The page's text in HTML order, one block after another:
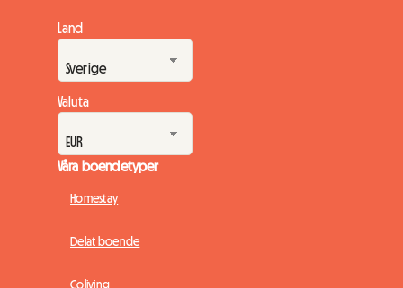
Land
Valuta
Våra boendetyper
Homestay
Delat boende
Coliving